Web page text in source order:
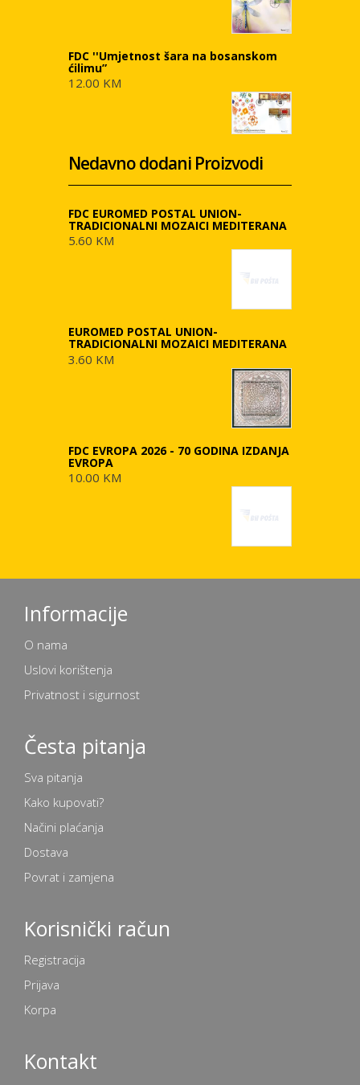
FDC ''Umjetnost šara na bosanskom
ćilimu”
12.00 KM
Nedavno dodani Proizvodi
FDC EUROMED POSTAL UNION-
TRADICIONALNI MOZAICI MEDITERANA
5.60 KM
EUROMED POSTAL UNION-
TRADICIONALNI MOZAICI MEDITERANA
3.60 KM
FDC EVROPA 2026 - 70 GODINA IZDANJA
EVROPA
10.00 KM
Informacije
O nama
Uslovi korištenja
Privatnost i sigurnost
Česta pitanja
Sva pitanja
Kako kupovati?
Načini plaćanja
Dostava
Povrat i zamjena
Korisnički račun
Registracija
Prijava
Korpa
Kontakt